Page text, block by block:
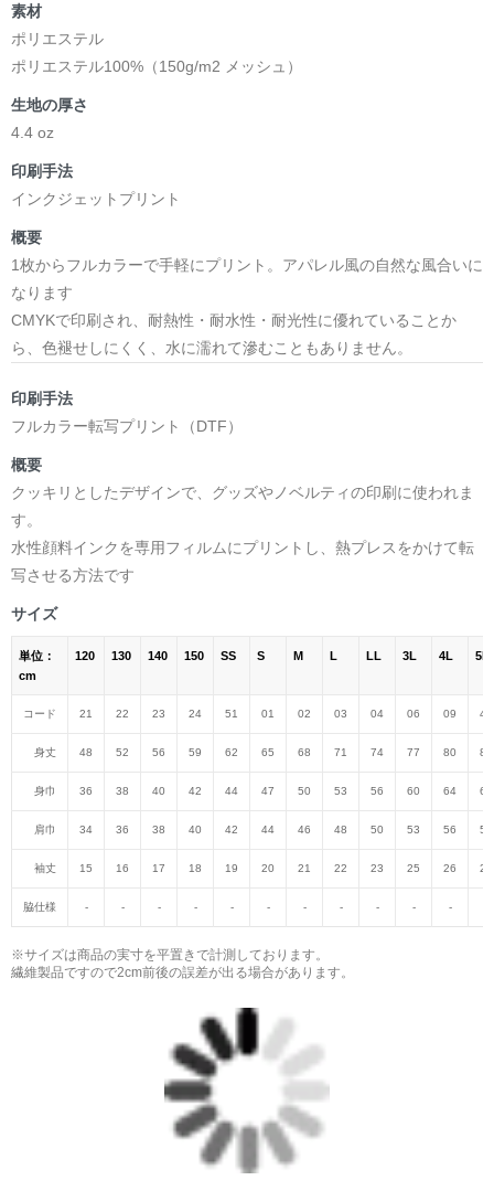
素材
ポリエステル
ポリエステル100%（150g/m2 メッシュ）
生地の厚さ
4.4 oz
印刷手法
インクジェットプリント
概要
1枚からフルカラーで手軽にプリント。アパレル風の自然な風合いに
なります
CMYKで印刷され、耐熱性・耐水性・耐光性に優れていることか
ら、色褪せしにくく、水に濡れて滲むこともありません。
印刷手法
フルカラー転写プリント（DTF）
概要
クッキリとしたデザインで、グッズやノベルティの印刷に使われま
す。
水性顔料インクを専用フィルムにプリントし、熱プレスをかけて転
写させる方法です
サイズ
単位：
cm
120 130 140 150 SS S M L LL 3L 4L 5L
コード 21 22 23 24 51 01 02 03 04 06 09 47
身丈 48 52 56 59 62 65 68 71 74 77 80 82
身巾 36 38 40 42 44 47 50 53 56 60 64 68
肩巾 34 36 38 40 42 44 46 48 50 53 56 59
袖丈 15 16 17 18 19 20 21 22 23 25 26 27
脇仕様 - - - - - - - - - - -
※サイズは商品の実寸を平置きで計測しております。
繊維製品ですので2cm前後の誤差が出る場合があります。